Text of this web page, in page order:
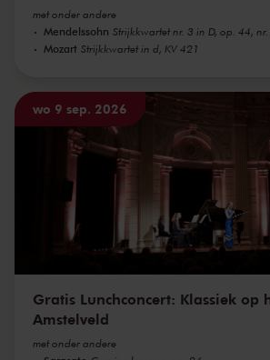
met onder andere
Mendelssohn Strijkkwartet nr. 3 in D, op. 44, nr.
Mozart Strijkkwartet in d, KV 421
wo 9 sep. 2026
Gratis Lunchconcert: Klassiek op
Amstelveld
met onder andere